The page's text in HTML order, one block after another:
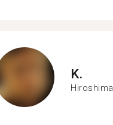
K.
Hiroshima